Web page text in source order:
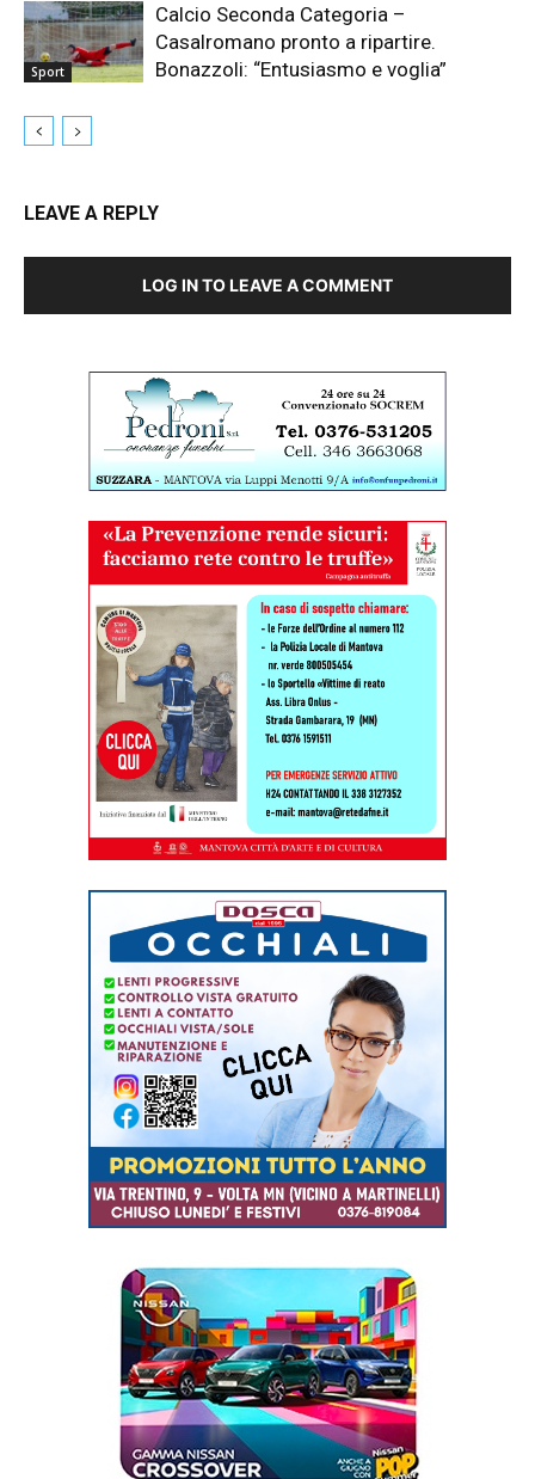
Sport
Calcio Seconda Categoria –
Casalromano pronto a ripartire.
Bonazzoli: “Entusiasmo e voglia”
LEAVE A REPLY
LOG IN TO LEAVE A COMMENT